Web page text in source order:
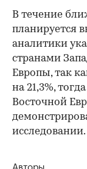
В течение
планируется
аналитики
странами
Европы, так
на 21,3%,
Восточной
исследовании.
Авторы